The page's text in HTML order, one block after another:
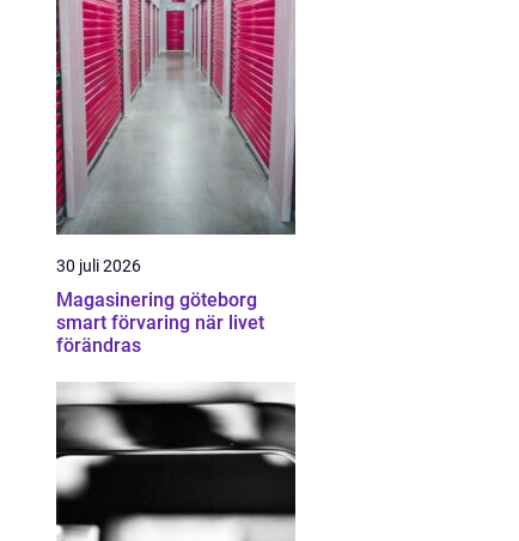
30 juli 2026
Magasinering göteborg
smart förvaring när livet
förändras